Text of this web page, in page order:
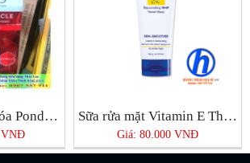
Kem chống lão hóa Pond’s Age Miracle Day Cream
VNĐ
Sữa rửa mặt Vitamin E Thái Lan
Giá: 80.000 VNĐ